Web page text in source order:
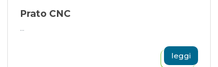
Prato CNC
...
leggi